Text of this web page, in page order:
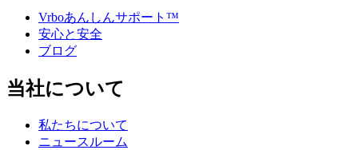
Vrboあんしんサポート™
安心と安全
ブログ
当社について
私たちについて
ニュースルーム